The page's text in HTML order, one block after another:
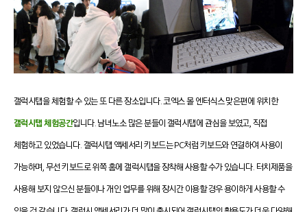
갤럭시탭을 체험할 수 있는 또 다른 장소입니다. 코엑스 몰 엔터식스 맞은편에 위치한
갤럭시탭 체험공간입니다.남녀노소 많은 분들이 갤럭시탭에 관심을 보였고, 직접
체험하고 있었습니다.갤럭시탭 액세서리 키보드는 PC처럼 키보드와 연결하여 사용이
가능하며, 무선 키보드로 위쪽 홈에 갤럭시탭을 장착해 사용할 수가 있습니다. 터치제품을
사용해 보지 않으신 분들이나 개인 업무를 위해 장시간 이용할 경우 용이하게 사용할 수